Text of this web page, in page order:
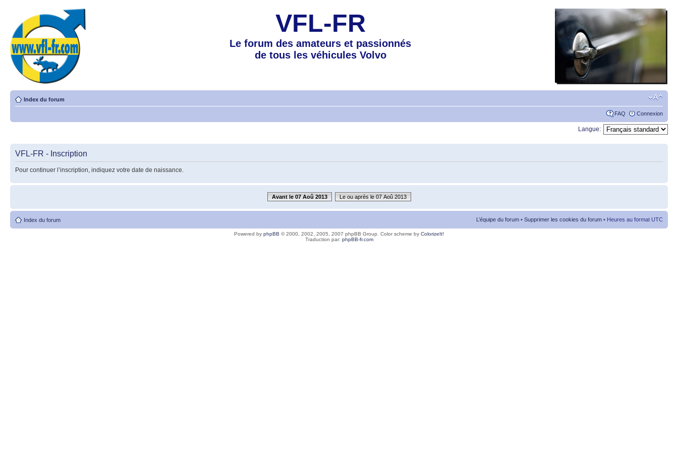
VFL-FR
Le forum des amateurs et passionnés
de tous les véhicules Volvo
Index du forum
FAQ Connexion
Langue:
VFL-FR - Inscription
Pour continuer l’inscription, indiquez votre date de naissance.
Avant le 07 Aoû 2013 Le ou après le 07 Aoû 2013
Index du forum L’équipe du forum • Supprimer les cookies du forum • Heures au format UTC
Powered by phpBB © 2000, 2002, 2005, 2007 phpBB Group. Color scheme by ColorizeIt!
Traduction par: phpBB-fr.com